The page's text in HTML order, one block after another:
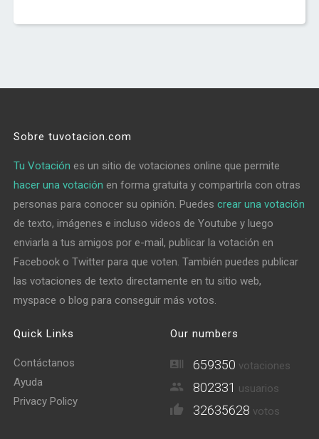
Sobre tuvotacion.com
Tu Votación es un sitio de votaciones online que permite
hacer una votación en forma gratuita y compartirla con otras
personas para conocer su opinión. Puedescrear una votación
de texto, imágenes e incluso videos de Youtube y luego
enviarla a tus amigos por e-mail, publicar la votación en
Facebook o Twitter para que voten. También puedes publicar
las votaciones de texto directamente en tu sitio web,
myspace o blog para conseguir más votos.
Quick Links
Contáctanos
Ayuda
Privacy Policy
Our numbers
659350 votaciones
802331 usuarios
32635628 votos